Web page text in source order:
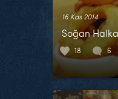
16 Kas 2014
Soğan
18 6